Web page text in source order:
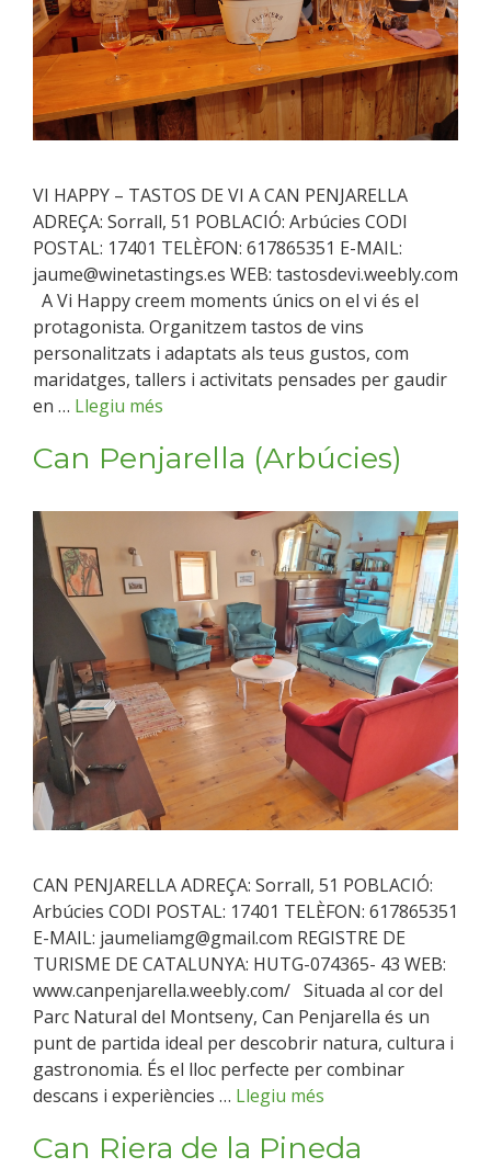
VI HAPPY – TASTOS DE VI A CAN PENJARELLA
ADREÇA: Sorrall, 51 POBLACIÓ: Arbúcies CODI
POSTAL: 17401 TELÈFON: 617865351 E-MAIL:
jaume@winetastings.es WEB: tastosdevi.weebly.com
A Vi Happy creem moments únics on el vi és el
protagonista. Organitzem tastos de vins
personalitzats i adaptats als teus gustos, com
maridatges, tallers i activitats pensades per gaudir
en … Llegiu més
Can Penjarella (Arbúcies)
CAN PENJARELLA ADREÇA: Sorrall, 51 POBLACIÓ:
Arbúcies CODI POSTAL: 17401 TELÈFON: 617865351
E-MAIL: jaumeliamg@gmail.com REGISTRE DE
TURISME DE CATALUNYA: HUTG-074365- 43 WEB:
www.canpenjarella.weebly.com/ Situada al cor del
Parc Natural del Montseny, Can Penjarella és un
punt de partida ideal per descobrir natura, cultura i
gastronomia. És el lloc perfecte per combinar
descans i experiències … Llegiu més
Can Riera de la Pineda